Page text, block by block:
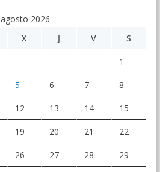
agosto 2026
X J V S
1
5 6 7 8
12 13 14 15
19 20 21 22
26 27 28 29